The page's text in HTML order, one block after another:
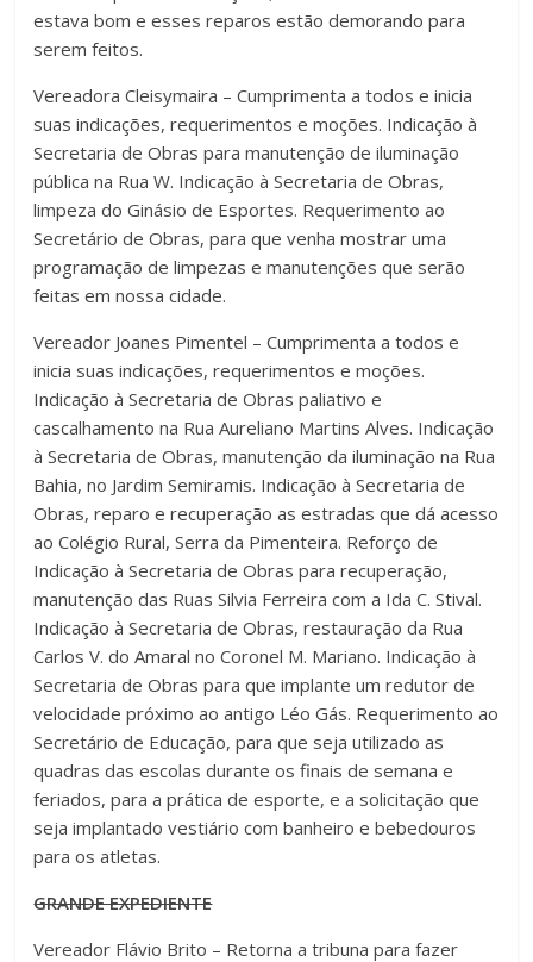
estava bom e esses reparos estão demorando para
serem feitos.
Vereadora Cleisymaira – Cumprimenta a todos e inicia
suas indicações, requerimentos e moções. Indicação à
Secretaria de Obras para manutenção de iluminação
pública na Rua W. Indicação à Secretaria de Obras,
limpeza do Ginásio de Esportes. Requerimento ao
Secretário de Obras, para que venha mostrar uma
programação de limpezas e manutenções que serão
feitas em nossa cidade.
Vereador Joanes Pimentel – Cumprimenta a todos e
inicia suas indicações, requerimentos e moções.
Indicação à Secretaria de Obras paliativo e
cascalhamento na Rua Aureliano Martins Alves. Indicação
à Secretaria de Obras, manutenção da iluminação na Rua
Bahia, no Jardim Semiramis. Indicação à Secretaria de
Obras, reparo e recuperação as estradas que dá acesso
ao Colégio Rural, Serra da Pimenteira. Reforço de
Indicação à Secretaria de Obras para recuperação,
manutenção das Ruas Silvia Ferreira com a Ida C. Stival.
Indicação à Secretaria de Obras, restauração da Rua
Carlos V. do Amaral no Coronel M. Mariano. Indicação à
Secretaria de Obras para que implante um redutor de
velocidade próximo ao antigo Léo Gás. Requerimento ao
Secretário de Educação, para que seja utilizado as
quadras das escolas durante os finais de semana e
feriados, para a prática de esporte, e a solicitação que
seja implantado vestiário com banheiro e bebedouros
para os atletas.
GRANDE EXPEDIENTE
Vereador Flávio Brito – Retorna a tribuna para fazer